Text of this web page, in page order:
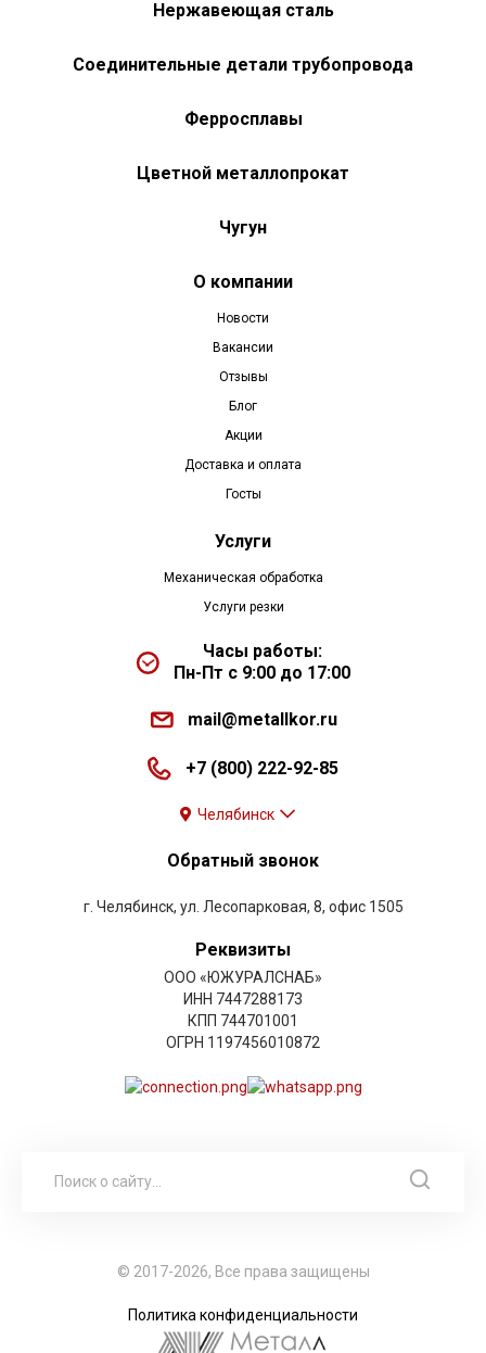
Нержавеющая сталь
Соединительные детали трубопровода
Ферросплавы
Цветной металлопрокат
Чугун
О компании
Новости
Вакансии
Отзывы
Блог
Акции
Доставка и оплата
Госты
Услуги
Механическая обработка
Услуги резки
Часы работы:
Пн-Пт с 9:00 до 17:00
mail@metallkor.ru
+7 (800) 222-92-85
Челябинск
Обратный звонок
г. Челябинск, ул. Лесопарковая, 8, офис 1505
Реквизиты
ООО «ЮЖУРАЛСНАБ»
ИНН 7447288173
КПП 744701001
ОГРН 1197456010872
© 2017-2026, Все права защищены
Политика конфиденциальности